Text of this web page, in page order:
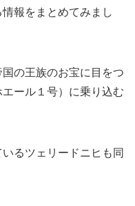
報をまとめてみまし
の王族のお宝に目をつ
ール１号）に乗り込む
るツェリードニヒも同